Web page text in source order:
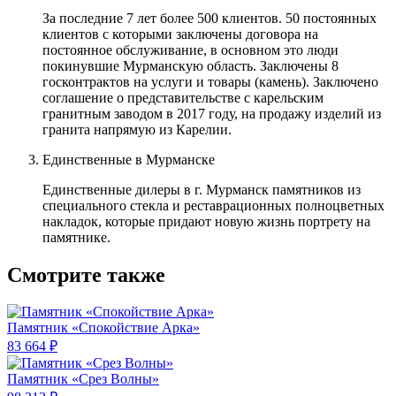
За последние 7 лет более 500 клиентов. 50 постоянных
клиентов с которыми заключены договора на
постоянное обслуживание, в основном это люди
покинувшие Мурманскую область. Заключены 8
госконтрактов на услуги и товары (камень). Заключено
соглашение о представительстве с карельским
гранитным заводом в 2017 году, на продажу изделий из
гранита напрямую из Карелии.
Единственные в Мурманске
Единственные дилеры в г. Мурманск памятников из
специального стекла и реставрационных полноцветных
накладок, которые придают новую жизнь портрету на
памятнике.
Смотрите также
Памятник «Спокойствие Арка»
83 664 ₽
Памятник «Срез Волны»